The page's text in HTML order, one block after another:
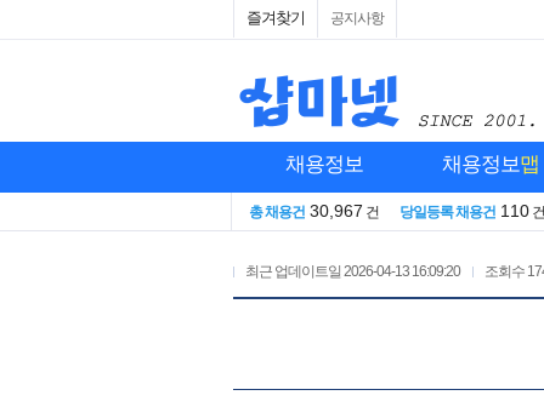
즐겨찾기 공지사항
채용정보 채용정보맵
총 채용건 30,967 건 당일등록 채용건 110 건
최근 업데이트일 2026-04-13 16:09:20 조회수